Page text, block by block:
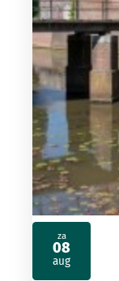
za
08
aug
2026